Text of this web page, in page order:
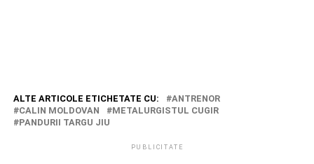
ALTE ARTICOLE ETICHETATE CU:
ANTRENOR
CALIN MOLDOVAN
METALURGISTUL CUGIR
PANDURII TARGU JIU
PUBLICITATE